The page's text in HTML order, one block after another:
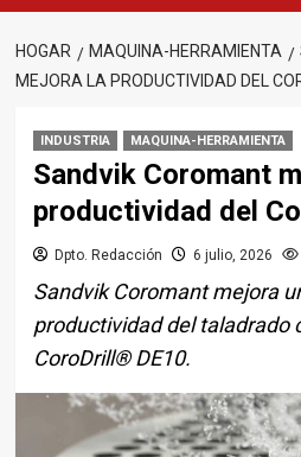
HOGAR MAQUINA-HERRAMIENTA
MEJORA LA PRODUCTIVIDAD DEL
INDUSTRIA MAQUINA-HERRAMIENTA
Sandvik Coromant
productividad del
Dpto. Redacción 6 julio, 2026
Sandvik Coromant mejora
productividad del taladrado
CoroDrill® DE10.